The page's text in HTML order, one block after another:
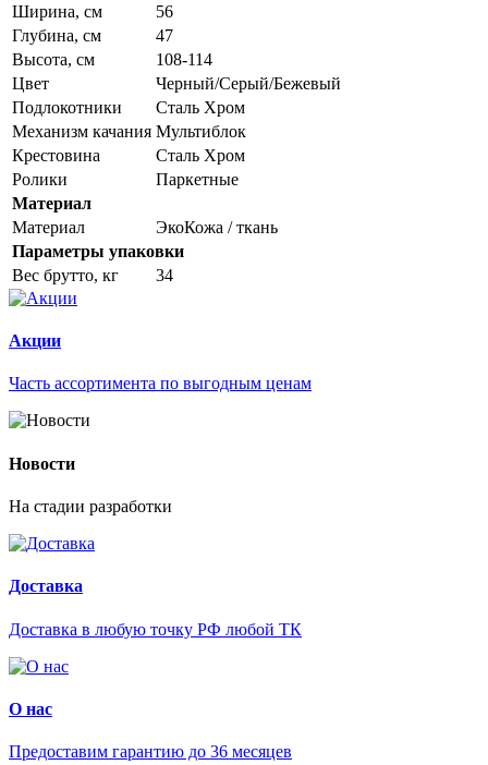
Ширина, см
56
Глубина, см
47
Высота, см
108-114
Цвет
Черный/Серый/Бежевый
Подлокотники
Сталь Хром
Механизм качания Мультиблок
Крестовина
Сталь Хром
Ролики
Паркетные
Материал
Материал
ЭкоКожа / ткань
Параметры упаковки
Вес брутто, кг
34
Акции
Часть ассортимента по выгодным ценам
Новости
На стадии разработки
Доставка
Доставка в любую точку РФ любой ТК
О нас
Предоставим гарантию до 36 месяцев